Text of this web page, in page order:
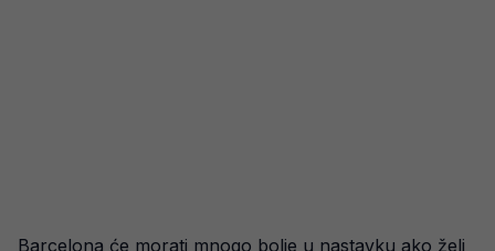
Barcelona će morati mnogo bolje u nastavku ako želi